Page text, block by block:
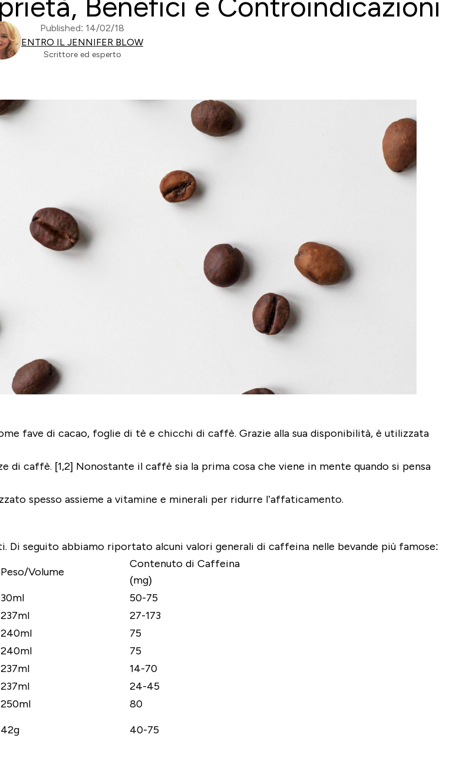
Benefici e Controindicazioni
Published: 14/02/18
ENTRO IL JENNIFER BLOW
Scrittore ed esperto
fave di cacao, foglie di tè e chicchi di caffè. Grazie alla sua disponibilità, è utilizzata
caffè. [1,2] Nonostante il caffè sia la prima cosa che viene in mente quando si pensa
spesso assieme a vitamine e minerali per ridurre l’affaticamento.
seguito abbiamo riportato alcuni valori generali di caffeina nelle bevande più famose:
Peso/Volume
Contenuto di Caffeina
(mg)
30ml
50-75
237ml
27-173
240ml
75
240ml
75
237ml
14-70
237ml
24-45
250ml
80
42g 40-75